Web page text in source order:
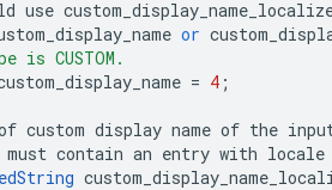
use
or
is CUSTOM.
= 4 ;
custom display name of the
must contain an entry with locale